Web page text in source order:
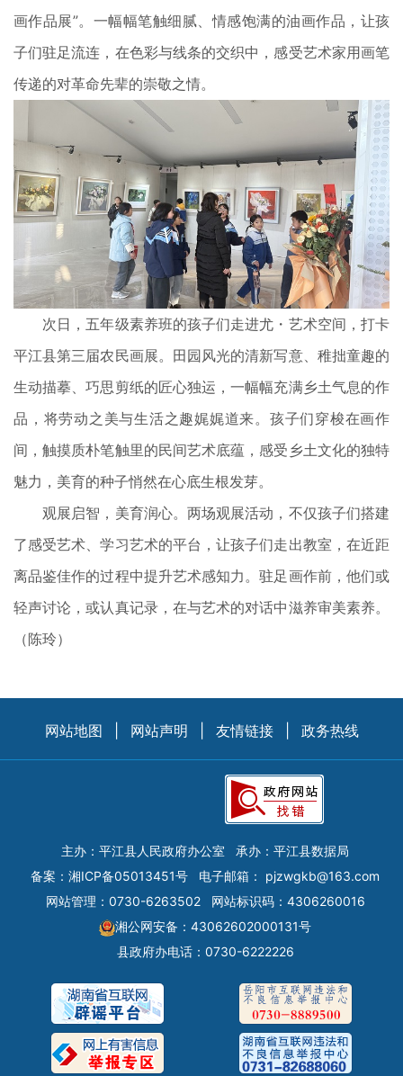
画作品展”。一幅幅笔触细腻、情感饱满的油画作品，让孩
子们驻足流连，在色彩与线条的交织中，感受艺术家用画笔
传递的对革命先辈的崇敬之情。
次日，五年级素养班的孩子们走进尤・艺术空间，打卡
平江县第三届农民画展。田园风光的清新写意、稚拙童趣的
生动描摹、巧思剪纸的匠心独运，一幅幅充满乡土气息的作
品，将劳动之美与生活之趣娓娓道来。孩子们穿梭在画作
间，触摸质朴笔触里的民间艺术底蕴，感受乡土文化的独特
魅力，美育的种子悄然在心底生根发芽。
观展启智，美育润心。两场观展活动，不仅孩子们搭建
了感受艺术、学习艺术的平台，让孩子们走出教室，在近距
离品鉴佳作的过程中提升艺术感知力。驻足画作前，他们或
轻声讨论，或认真记录，在与艺术的对话中滋养审美素养。
（陈玲）
网站地图 网站声明 友情链接 政务热线
主办：平江县人民政府办公室
承办：平江县数据局
备案： 湘ICP备05013451号 电子邮箱： pjzwgkb@163.com
网站管理：0730-6263502
网站标识码：4306260016
湘公网安备：43062602000131号
县政府办电话：0730-6222226